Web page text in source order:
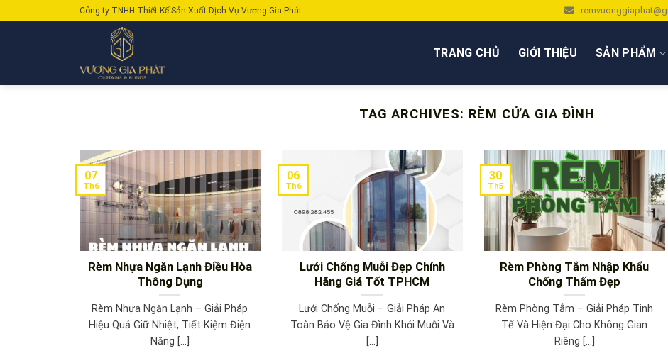
to
Công ty TNHH Thiết Kế Sản Xuất Dịch Vụ Vương Gia Phát
TRANG CHỦ GIỚI THIỆU SẢN PHẨM
TAG ARCHIVES: RÈM CỬA GIA ĐÌNH
Rèm Nhựa Ngăn Lạnh Điều Hòa
Thông Dụng
Rèm Nhựa Ngăn Lạnh – Giải Pháp
Hiệu Quả Giữ Nhiệt, Tiết Kiệm Điện
Năng [...]
07
Th6
Lưới Chống Muỗi Đẹp Chính
Hãng Giá Tốt TPHCM
Lưới Chống Muỗi – Giải Pháp An
Toàn Bảo Vệ Gia Đình Khỏi Muỗi Và
[...]
06
Th6
Rèm Phòng Tắm Nhập Khẩu
Chống Thấm Đẹp
Rèm Phòng Tắm – Giải Pháp Tinh
Tế Và Hiện Đại Cho Không Gian
Riêng [...]
30
Th5